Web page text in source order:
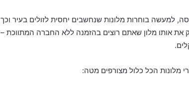
למעשה בוחרות מלונות שנחשבים יחסית לזולים בעיר וכך
את אותו מלון שאתם רוצים בהזמנה ללא החברה המתווכת –
מלונות הכל כלול מצורפים מטה: